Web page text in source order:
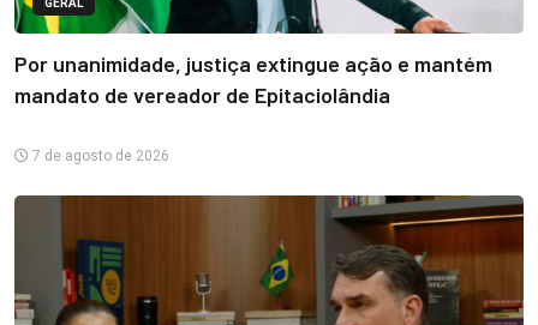
GERAL
Por unanimidade, justiça extingue ação e mantém
mandato de vereador de Epitaciolândia
7 de agosto de 2026